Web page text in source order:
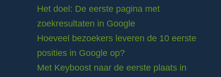
Het doel: De eerste pagina met
zoekresultaten in Google
Hoeveel bezoekers leveren de 10 eerste
posities in Google op?
Met Keyboost naar de eerste plaats in